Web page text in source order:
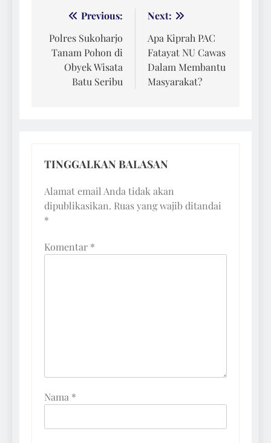
Navigasi
pos
Previous:
Polres Sukoharjo
Tanam Pohon di
Obyek Wisata
Batu Seribu
Next:
Apa Kiprah PAC
Fatayat NU Cawas
Dalam Membantu
Masyarakat?
TINGGALKAN BALASAN
Alamat email Anda tidak akan
dipublikasikan. Ruas yang wajib ditandai
*
Komentar *
Nama *